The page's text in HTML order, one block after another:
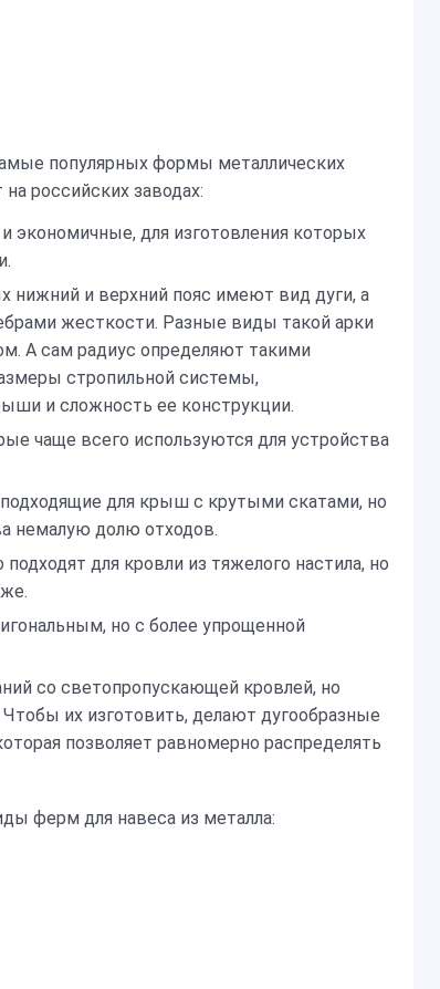
популярных формы металлических
российских заводах:
экономичные, для изготовления которых
нижний и верхний пояс имеют вид дуги, а
жесткости. Разные виды такой арки
А сам радиус определяют такими
стропильной системы,
и сложность ее конструкции.
чаще всего используются для устройства
для крыш с крутыми скатами, но
немалую долю отходов.
для кровли из тяжелого настила, но
но с более упрощенной
со светопропускающей кровлей, но
их изготовить, делают дугообразные
позволяет равномерно распределять
ферм для навеса из металла: